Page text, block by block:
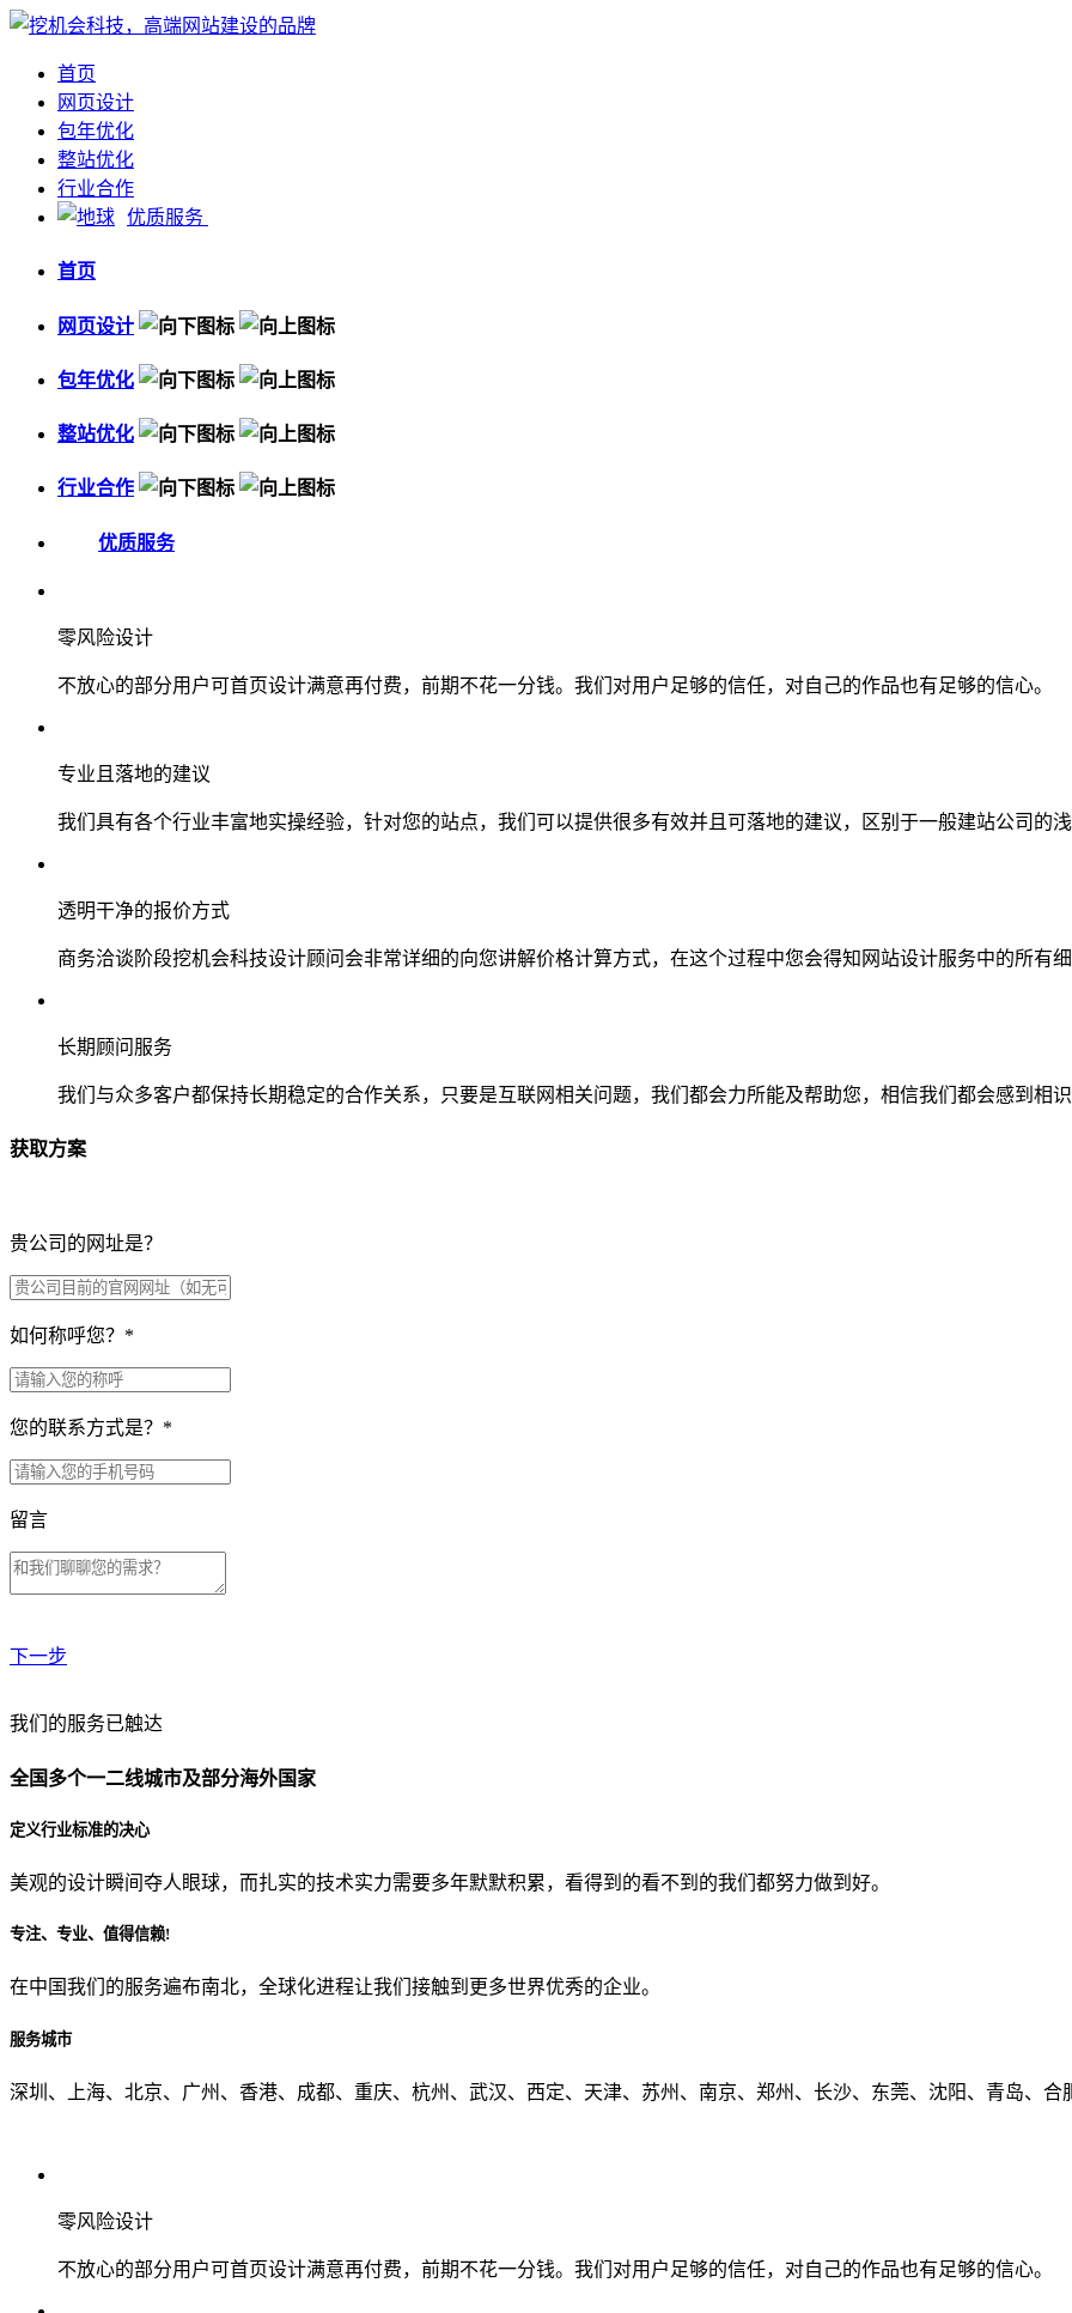
首页
网页设计
包年优化
整站优化
行业合作
优质服务
首页
网页设计
包年优化
整站优化
行业合作
优质服务
零风险设计
不放心的部分用户可首页设计满意再付费，前期不花一分钱。我们对用户足够的信任，对自己的作品也有足够的信心。
专业且落地的建议
我们具有各个行业丰富地实操经验，针对您的站点，我们可以提供很多有效并且可落地的建议，区别于一般建站公司的
透明干净的报价方式
商务洽谈阶段挖机会科技设计顾问会非常详细的向您讲解价格计算方式，在这个过程中您会得知网站设计服务中的所有
长期顾问服务
我们与众多客户都保持长期稳定的合作关系，只要是互联网相关问题，我们都会力所能及帮助您，相信我们都会感到相
获取方案
贵公司的网址是？
如何称呼您？ *
您的联系方式是？ *
留言
下一步
贵公司预算范围是？
贵公司的团队规模是？
从哪里了解到我们？
我们的服务已触达
全国多个一二线城市及部分海外国家
定义行业标准的决心
美观的设计瞬间夺人眼球，而扎实的技术实力需要多年默默积累，看得到的看不到的我们都努力做到好。
专注、专业、值得信赖!
在中国我们的服务遍布南北，全球化进程让我们接触到更多世界优秀的企业。
服务城市
深圳、上海、北京、广州、香港、成都、重庆、杭州、武汉、西定、天津、苏州、南京、郑州、长沙、东莞、沈阳、青岛、合
零风险设计
不放心的部分用户可首页设计满意再付费，前期不花一分钱。我们对用户足够的信任，对自己的作品也有足够的信心。